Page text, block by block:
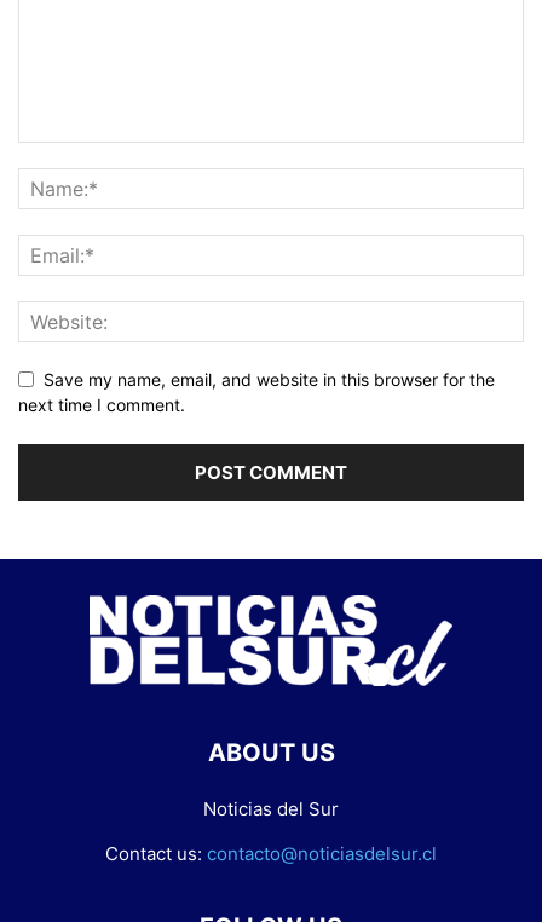
Save my name, email, and website in this browser for the
next time I comment.
ABOUT US
Noticias del Sur
Contact us: contacto@noticiasdelsur.cl